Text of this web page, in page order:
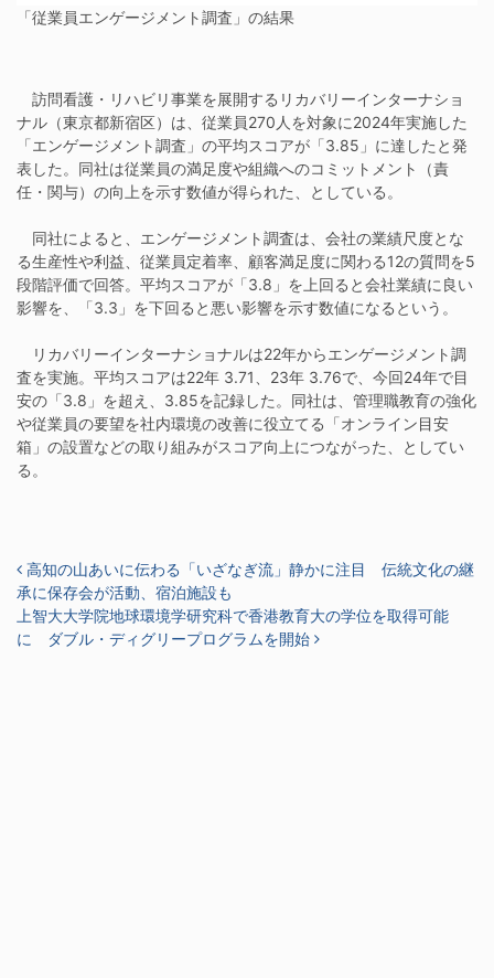
「従業員エンゲージメント調査」の結果
訪問看護・リハビリ事業を展開するリカバリーインターナショ
ナル（東京都新宿区）は、従業員270人を対象に2024年実施した
「エンゲージメント調査」の平均スコアが「3.85」に達したと発
表した。同社は従業員の満足度や組織へのコミットメント（責
任・関与）の向上を示す数値が得られた、としている。
同社によると、エンゲージメント調査は、会社の業績尺度とな
る生産性や利益、従業員定着率、顧客満足度に関わる12の質問を5
段階評価で回答。平均スコアが「3.8」を上回ると会社業績に良い
影響を、「3.3」を下回ると悪い影響を示す数値になるという。
リカバリーインターナショナルは22年からエンゲージメント調
査を実施。平均スコアは22年 3.71、23年 3.76で、今回24年で目
安の「3.8」を超え、3.85を記録した。同社は、管理職教育の強化
や従業員の要望を社内環境の改善に役立てる「オンライン目安
箱」の設置などの取り組みがスコア向上につながった、としてい
る。
投稿ナビゲーション
高知の山あいに伝わる「いざなぎ流」静かに注目 伝統文化の継
承に保存会が活動、宿泊施設も
上智大大学院地球環境学研究科で香港教育大の学位を取得可能
に ダブル・ディグリープログラムを開始